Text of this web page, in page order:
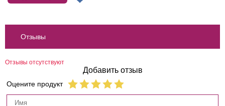
Отзывы
Отзывы отсутствуют
Добавить отзыв
Оцените продукт